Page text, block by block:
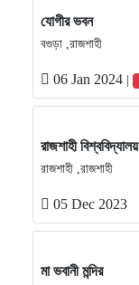
যোগীর ভবন
বগুড়া ,রাজশাহী
06 Jan 2024
রাজশাহী বিশ্ববিদ্যালয়
রাজশাহী ,রাজশাহী
05 Dec 2023
মা ভবানী মন্দির